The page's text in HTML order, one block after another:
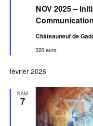
NOV 2025 –
avant
Châteauneuf de
320 euro
février 2026
SAM
7